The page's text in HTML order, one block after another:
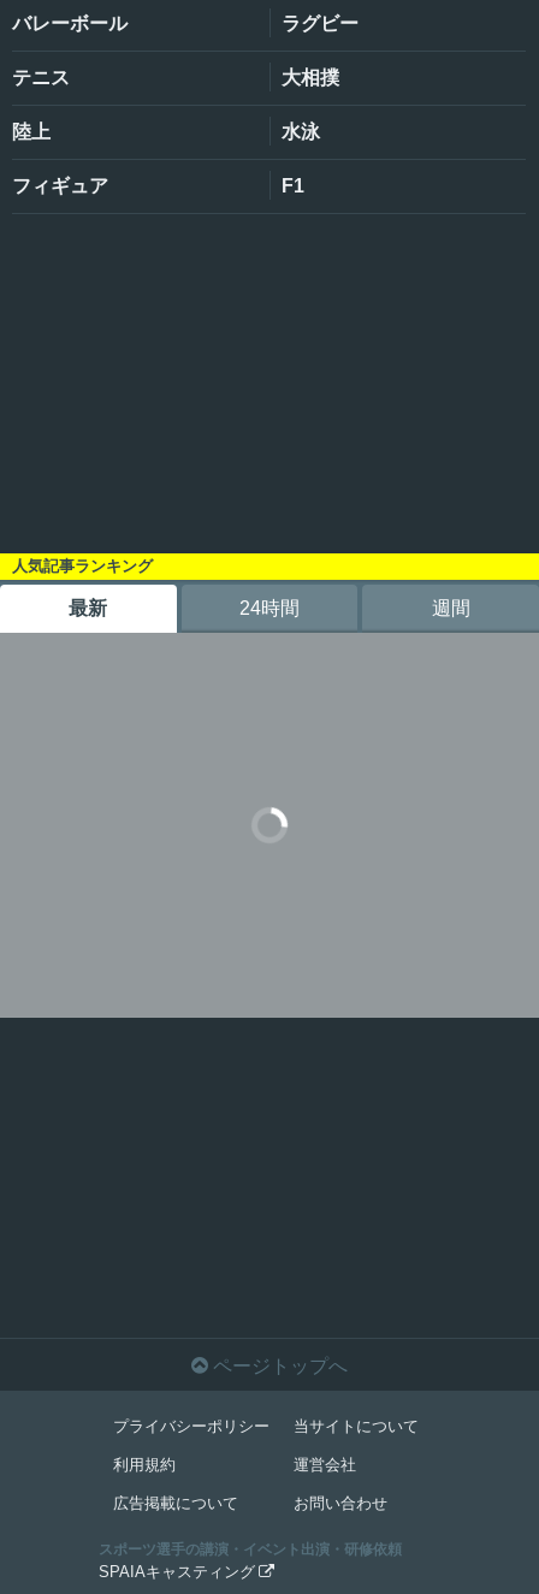
バレーボール ラグビー
テニス 大相撲
陸上 水泳
フィギュア F1
人気記事ランキング
最新 24時間 週間
 ページトップへ
プライバシーポリシー
利用規約
広告掲載について
当サイトについて
運営会社
お問い合わせ
スポーツ選手の講演・イベント出演・研修依頼
SPAIAキャスティング